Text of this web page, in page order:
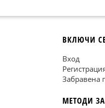
ВКЛЮЧИ
Вход
Забравена
МЕТОДИ